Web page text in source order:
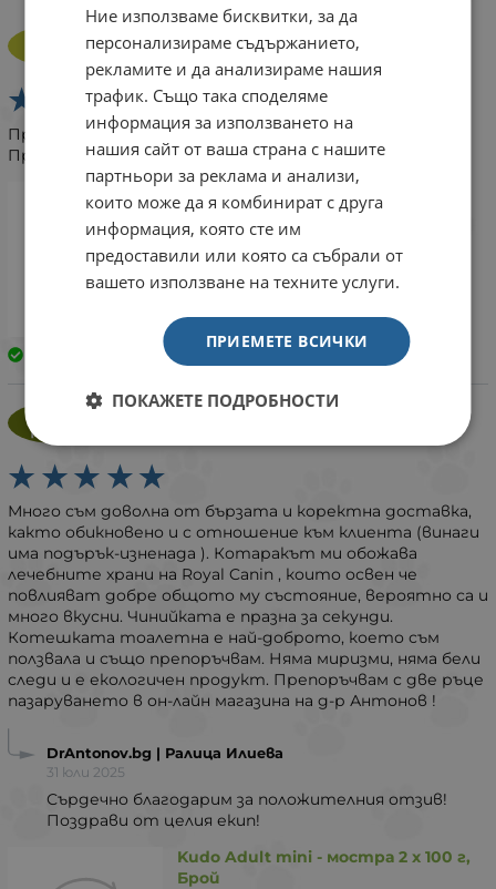
23 ноември 2025
Професионално, компетентно и бързо обслужване.
Препоръчвам!
ДД Дора Петлова - Даскалова
Много съм доволна от бързата и коректна доставка,
както обикновено и с отношение към клиента (винаги
има подърък-изненада ). Котаракът ми обожава
лечебните храни на Royal Canin , които освен че
повлияват добре общото му състояние, вероятно са и
много вкусни. Чинийката е празна за секунди.
Котешката тоалетна е най-доброто, което съм
ползвала и също препоръчвам. Няма миризми, няма бели
следи и е екологичен продукт. Препоръчвам с две ръце
пазаруването в он-лайн магазина на д-р Антонов !
DrAntonov.bg | Ралица Илиева
31 юли 2025
Сърдечно благодарим за положителния отзив!
Поздрави от целия екип!
Kudo Adult mini - мостра 2 х 100 г,
Брой
Ние използваме бисквитки, за да
персонализираме съдържанието,
рекламите и да анализираме нашия
трафик. Също така споделяме
информация за използването на
нашия сайт от ваша страна с нашите
партньори за реклама и анализи,
които може да я комбинират с друга
информация, която сте им
предоставили или която са събрали от
вашето използване на техните услуги.
ПРИЕМЕТЕ ВСИЧКИ
ПОКАЖЕТЕ ПОДРОБНОСТИ